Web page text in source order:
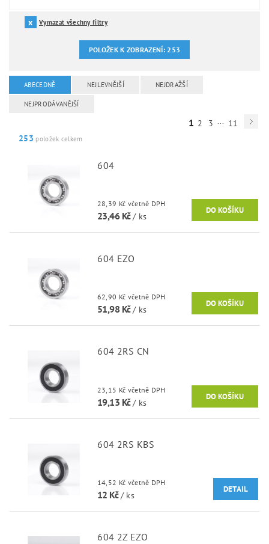
Vymazat všechny filtry
POLOŽEK K ZOBRAZENÍ: 253
ABECEDNĚ NEJLEVNĚJŠÍ NEJDRAŽŠÍ
NEJPRODÁVANĚJŠÍ
1 2 3 ... 11
253 položek celkem
604
28,39 Kč včetně DPH
23,46 Kč/ ks
604 EZO
62,90 Kč včetně DPH
51,98 Kč/ ks
604 2RS CN
23,15 Kč včetně DPH
19,13 Kč/ ks
604 2RS KBS
14,52 Kč včetně DPH
12 Kč/ ks
DETAIL
604 2Z EZO